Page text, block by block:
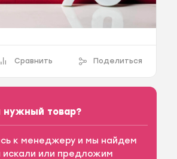
Сравнить Поделиться
нужный товар?
к менеджеру и мы найдем
искали или предложим